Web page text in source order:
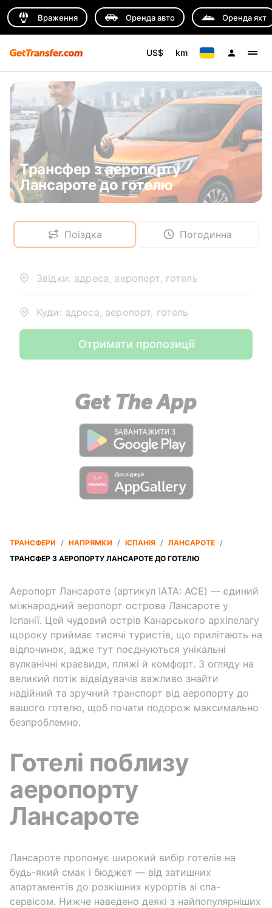
Враження Оренда авто Оренда яхт
US$ km
Трансфер з аеропорту
Лансароте до готелю
Поїздка Погодинна
Звідки: адреса, аеропорт, готель
Куди: адреса, аеропорт, готель
Отримати пропозиції
ТРАНСФЕРИ / НАПРЯМКИ / ІСПАНІЯ / ЛАНСАРОТЕ /
ТРАНСФЕР З АЕРОПОРТУ ЛАНСАРОТЕ ДО ГОТЕЛЮ
Аеропорт Лансароте (артикул IATA: ACE) — єдиний
міжнародний аеропорт острова Лансароте у
Іспанії. Цей чудовий острів Канарського архіпелагу
щороку приймає тисячі туристів, що прилітають на
відпочинок, адже тут поєднуються унікальні
вулканічні краєвиди, пляжі й комфорт. З огляду на
великий потік відвідувачів важливо знайти
надійний та зручний транспорт від аеропорту до
вашого готелю, щоб почати подорож максимально
безпроблемно.
Готелі поблизу
аеропорту
Лансароте
Лансароте пропонує широкий вибір готелів на
будь-який смак і бюджет — від затишних
апартаментів до розкішних курортів зі спа-
сервісом. Нижче наведено деякі з найпопулярніших